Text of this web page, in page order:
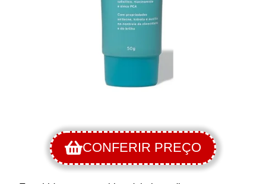
CONFERIR PREÇO